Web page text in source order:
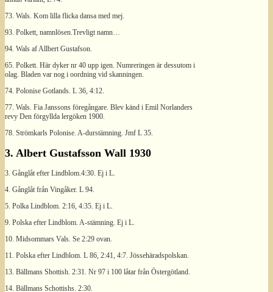
73. Wals. Kom lilla flicka dansa med mej.
93. Polkett, namnlösen.Trevligt namn…
94. Wals af Allbert Gustafson.
65. Polkett. Här dyker nr 40 upp igen. Numreringen är dessutom i
olag. Bladen var nog i oordning vid skanningen.
74. Polonise Gotlands. L 36, 4:12.
77. Wals. Fia Janssons föregångare. Blev känd i Emil Norlanders
revy Den förgyllda lergöken 1900.
78. Strömkarls Polonise. A-durstämning. Jmf L 35.
3. Albert Gustafsson Wall 1930
3. Gånglåt efter Lindblom.4:30. Ej i L.
4. Gånglåt från Vingåker. L 94.
5. Polka Lindblom. 2:16, 4:35. Ej i L.
9. Polska efter Lindblom. A-stämning. Ej i L.
10. Midsommars Vals. Se 2:29 ovan.
11. Polska efter Lindblom. L 86, 2:41, 4:7. Jössehäradspolskan.
13. Bällmans Shottish. 2:31. Nr 97 i 100 låtar från Östergötland.
14. Bällmans Schottishs. 2:30.